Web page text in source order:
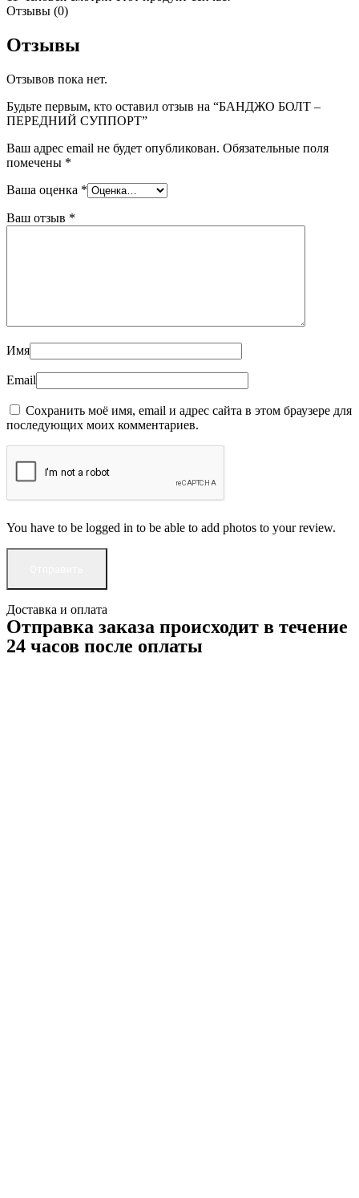
Отзывы (0)
Отзывы
Отзывов пока нет.
Будьте первым, кто оставил отзыв на “БАНДЖО БОЛТ –
ПЕРЕДНИЙ СУППОРТ”
Ваш адрес email не будет опубликован. Обязательные поля
помечены *
Ваша оценка *
Ваш отзыв *
Имя
Email
Сохранить моё имя, email и адрес сайта в этом браузере для
последующих моих комментариев.
You have to be logged in to be able to add photos to your review.
Доставка и оплата
Отправка заказа происходит в течение
24 часов после оплаты